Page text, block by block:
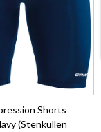
Shorts
(Stenkullen